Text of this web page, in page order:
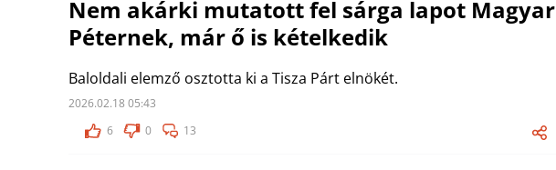
Nem akárki mutatott fel sárga lapot Magyar
Péternek, már ő is kételkedik
Baloldali elemző osztotta ki a Tisza Párt elnökét.
2026.02.18 05:43
6
0 13